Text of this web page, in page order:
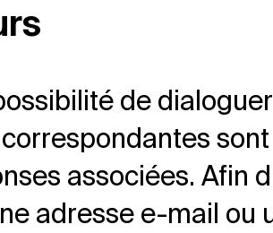
de
associées. Afin
adresse e-mail ou